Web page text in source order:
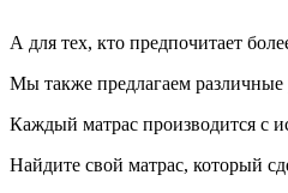
А для тех, кто предпочитает
Мы также предлагаем
Каждый матрас производится с
Найдите свой матрас, который